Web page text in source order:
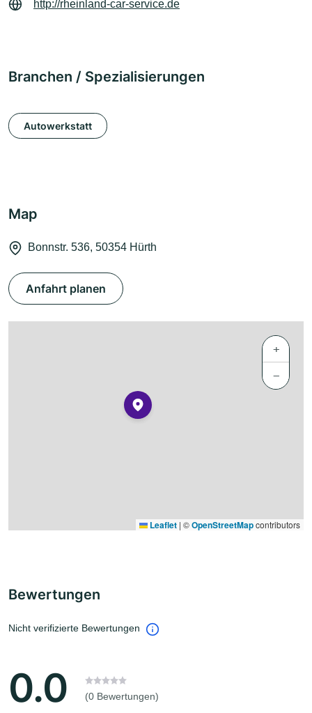
http://rheinland-car-service.de
Branchen / Spezialisierungen
Autowerkstatt
Map
Bonnstr. 536, 50354 Hürth
Anfahrt planen
+
−
Leaflet | ©OpenStreetMapcontributors
Bewertungen
Nicht verifizierte Bewertungen
0.0 (0 Bewertungen)